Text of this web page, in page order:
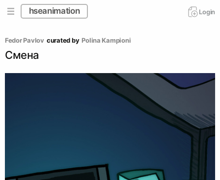
hseanimation Login
Fedor Pavlov curated by Polina Kampioni
Смена